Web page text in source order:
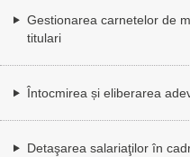
Gestionarea carnetelor de
titulari
Întocmirea și eliberarea
Detaşarea salariaţilor în